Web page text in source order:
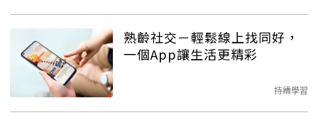
熟齡社交－輕鬆線上找同好，
一個App讓生活更精彩
持續學習